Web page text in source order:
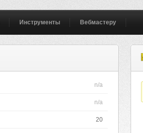
Инструменты Вебмастеру
n/a
n/a
20